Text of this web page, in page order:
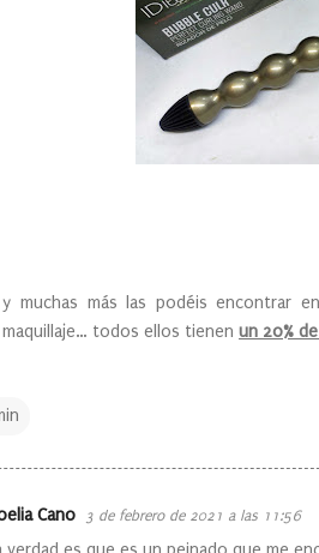
muchas más las podéis encontrar en
todos ellos tienen un 20%
Cano 3 de febrero de 2021 a las 11:56